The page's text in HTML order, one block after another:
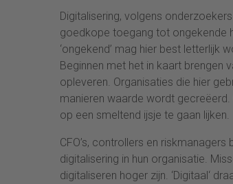
Digitalisering, volgens
goedkope toegang tot ongekende
‘ongekend’ mag hier best letterlijk
Beginnen met het in kaart brengen
opleveren. Organisaties die hier
manieren waarde wordt
op een smeltend ijsje te gaan lijken.
CFO’s, controllers en
digitalisering in hun organisatie.
digitaliseren hoger zijn. ‘Digitaal‘